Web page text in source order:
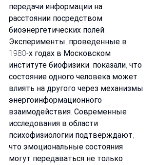
передачи информации на
расстоянии посредством
биоэнергетических полей.
Эксперименты, проведенные в
1980-х годах в Московском
институте биофизики, показали, что
состояние одного человека может
влиять на другого через механизмы
энергоинформационного
взаимодействия. Современные
исследования в области
психофизиологии подтверждают,
что эмоциональные состояния
могут передаваться не только